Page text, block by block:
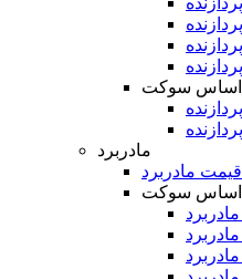
مادربرد
قیمت مادربرد